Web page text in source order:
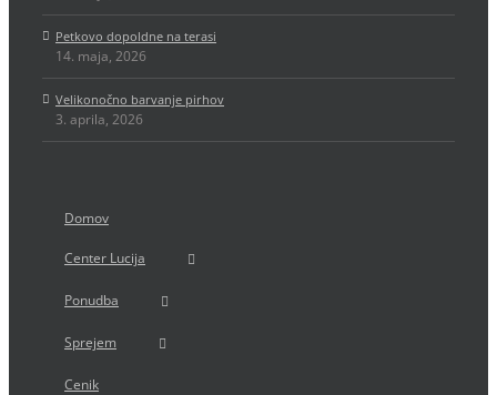
Petkovo dopoldne na terasi
14. maja, 2026
Velikonočno barvanje pirhov
3. aprila, 2026
Domov
Center Lucija
Ponudba
Sprejem
Cenik